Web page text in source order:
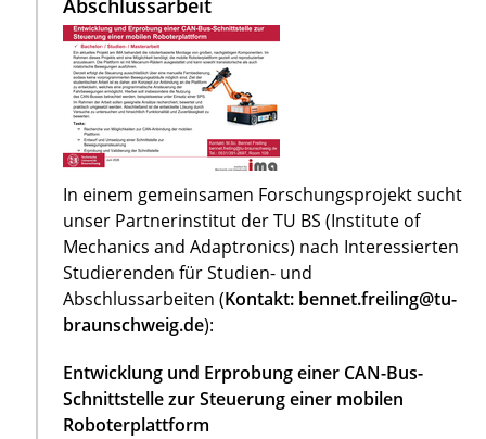
Abschlussarbeit
In einem gemeinsamen Forschungsprojekt sucht
unser Partnerinstitut der TU BS (Institute of
Mechanics and Adaptronics) nach Interessierten
Studierenden für Studien- und
Abschlussarbeiten (Kontakt: bennet.freiling@tu-
braunschweig.de):
Entwicklung und Erprobung einer CAN-Bus-
Schnittstelle zur Steuerung einer mobilen
Roboterplattform